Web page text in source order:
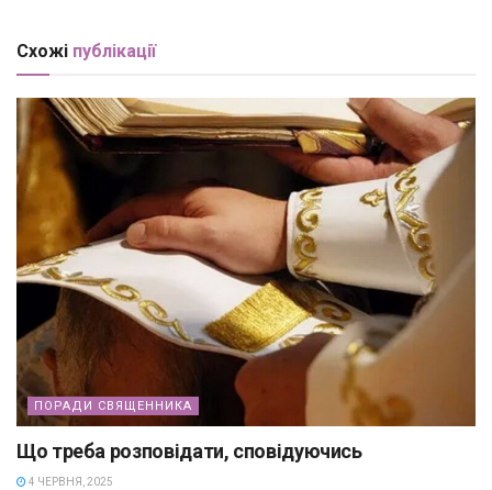
Схожі публікації
ПОРАДИ СВЯЩЕННИКА
Що треба розповідати, сповідуючись
4 ЧЕРВНЯ, 2025